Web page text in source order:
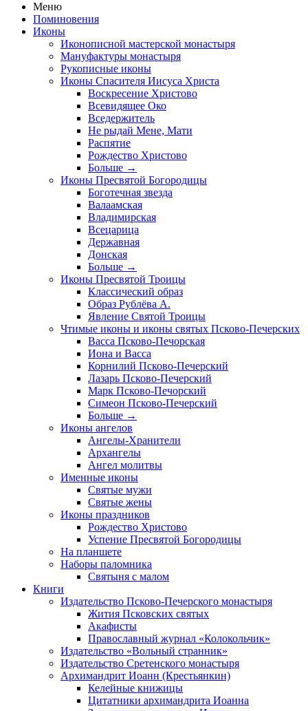
Меню
Поминовения
Иконы
Иконописной мастерской монастыря
Мануфактуры монастыря
Рукописные иконы
Иконы Спасителя Иисуса Христа
Воскресение Христово
Всевидящее Око
Вседержитель
Не рыдай Мене, Мати
Распятие
Рождество Христово
Больше →
Иконы Пресвятой Богородицы
Боготечная звезда
Валаамская
Владимирская
Всецарица
Державная
Донская
Больше →
Иконы Пресвятой Троицы
Классический образ
Образ Рублёва А.
Явление Святой Троицы
Чтимые иконы и иконы святых Псково-Печерских
Васса Псково-Печорская
Иона и Васса
Корнилий Псково-Печерский
Лазарь Псково-Печерский
Марк Псково-Печорский
Симеон Псково-Печерский
Больше →
Иконы ангелов
Ангелы-Хранители
Архангелы
Ангел молитвы
Именные иконы
Святые мужи
Святые жены
Иконы праздников
Рождество Христово
Успение Пресвятой Богородицы
На планшете
Наборы паломника
Святыня с малом
Книги
Издательство Псково-Печерского монастыря
Жития Псковских святых
Акафисты
Православный журнал «Колокольчик»
Издательство «Вольный странник»
Издательство Сретенского монастыря
Архимандрит Иоанн (Крестьянкин)
Келейные книжицы
Цитатники архимандрита Иоанна